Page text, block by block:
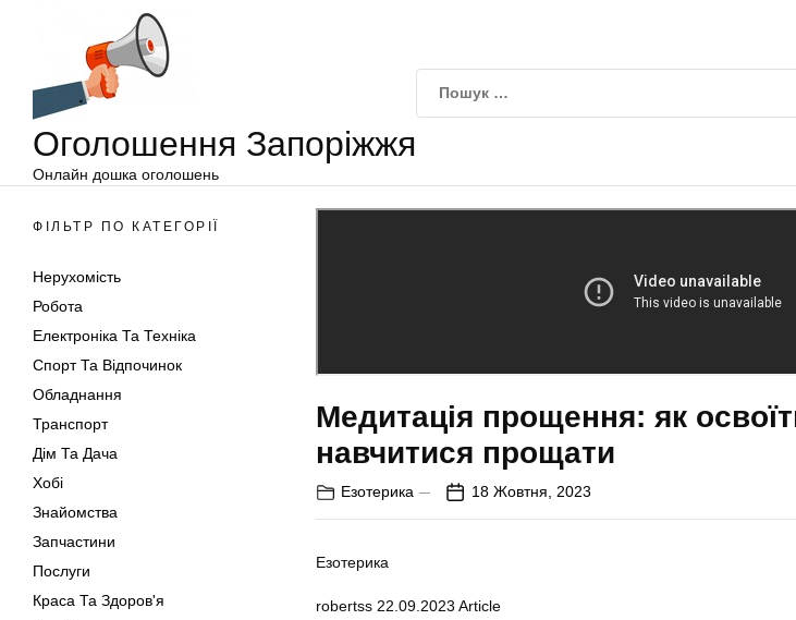
Оголошення Запоріжжя
Онлайн дошка оголошень
ФІЛЬТР ПО КАТЕГОРІЇ
Нерухомість
Робота
Електроніка Та Техніка
Спорт Та Відпочинок
Обладнання
Транспорт
Дім Та Дача
Хобі
Знайомства
Запчастини
Послуги
Краса Та Здоров'я
Медитація прощення: як
навчитися прощати
Езотерика 18 Жовтня, 2023
Езотерика
robertss 22.09.2023 Article